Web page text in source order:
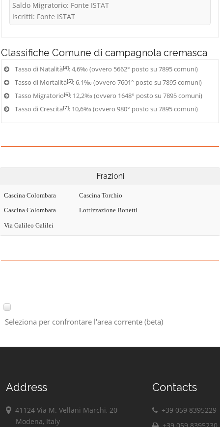
Saldo Migratorio: Fonte ISTAT
Iscritti: Fonte ISTAT
Classifiche Comune di campagnola cremasca
Tasso di Natalità[4]: 4,6‰ (ovvero 5662° posto su 7895 comuni)
Tasso di Mortalità[5]: 6,1‰ (ovvero 7601° posto su 7895 comuni)
Tasso Migratorio[6]: 12,2‰ (ovvero 1648° posto su 7895 comuni)
Tasso di Crescita[7]: 10,6‰ (ovvero 980° posto su 7895 comuni)
Frazioni
Cascina Colombara
Cascina Colombara
Cascina Torchio
Lottizzazione Bonetti
Via Galileo Galilei
Seleziona per confrontare l'area corrente (beta)
Address
41124 Via M. Vellani Marchi, 20
Modena, Italy
Contacts
+39 059 8395229